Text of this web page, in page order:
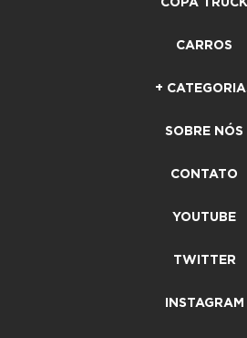
CARROS
+
SOBRE NÓS
CONTATO
YOUTUBE
TWITTER
INSTAGRAM